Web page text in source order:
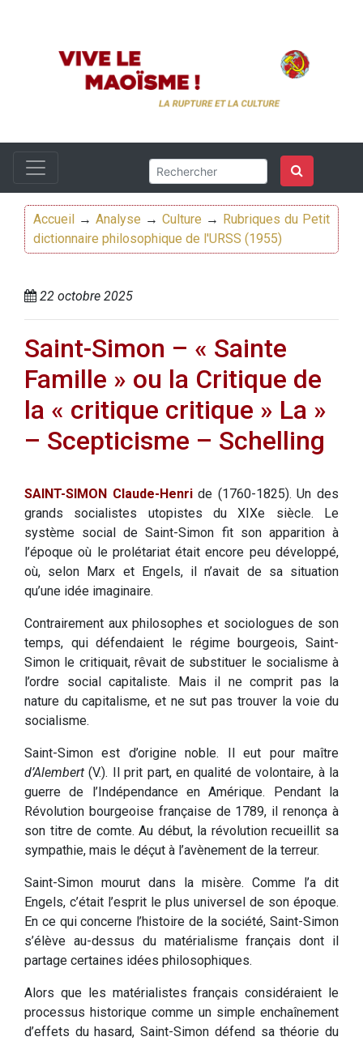
Accueil → Analyse → Culture → Rubriques du Petit
dictionnaire philosophique de l'URSS (1955)
22 octobre 2025
Saint-Simon – « Sainte
Famille » ou la Critique de
la « critique critique » La »
– Scepticisme – Schelling
SAINT-SIMON Claude-Henride (1760-1825). Un des
grands socialistes utopistes du XIXe siècle. Le
système social de Saint-Simon fit son apparition à
l’époque où le prolétariat était encore peu développé,
où, selon Marx et Engels, il n’avait de sa situation
qu’une idée imaginaire.
Contrairement aux philosophes et sociologues de son
temps, qui défendaient le régime bourgeois, Saint-
Simon le critiquait, rêvait de substituer le socialisme à
l’ordre social capitaliste. Mais il ne comprit pas la
nature du capitalisme, et ne sut pas trouver la voie du
socialisme.
Saint-Simon est d’origine noble. Il eut pour maître
d’Alembert (V.). Il prit part, en qualité de volontaire, à la
guerre de l’Indépendance en Amérique. Pendant la
Révolution bourgeoise française de 1789, il renonça à
son titre de comte. Au début, la révolution recueillit sa
sympathie, mais le déçut à l’avènement de la terreur.
Saint-Simon mourut dans la misère. Comme l’a dit
Engels, c’était l’esprit le plus universel de son époque.
En ce qui concerne l’histoire de la société, Saint-Simon
s’élève au-dessus du matérialisme français dont il
partage certaines idées philosophiques.
Alors que les matérialistes français considéraient le
processus historique comme un simple enchaînement
d’effets du hasard, Saint-Simon défend sa théorie du